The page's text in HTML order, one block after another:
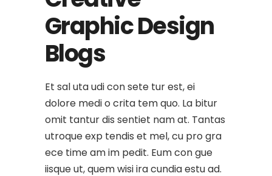
Graphic Design
Blogs
Et sal uta udi con sete tur est, ei
dolore medi o crita tem quo. La bitur
omit tantur dis sentiet nam at. Tantas
utroque exp tendis et mel, cu pro gra
ece time am im pedit. Eum con gue
iisque ut, quem wisi ira cundia estu ad.